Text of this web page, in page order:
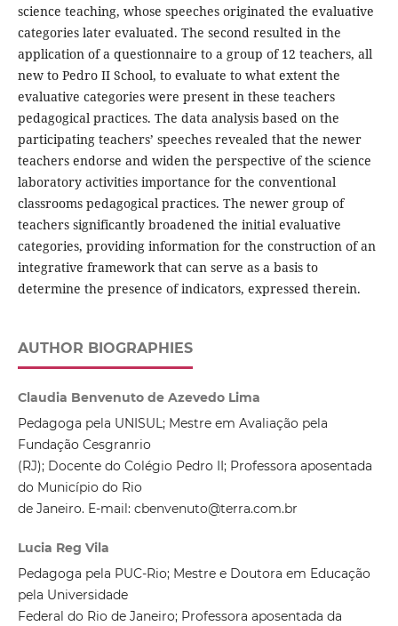
science teaching, whose speeches originated the evaluative
categories later evaluated. The second resulted in the
application of a questionnaire to a group of 12 teachers, all
new to Pedro II School, to evaluate to what extent the
evaluative categories were present in these teachers
pedagogical practices. The data analysis based on the
participating teachers’ speeches revealed that the newer
teachers endorse and widen the perspective of the science
laboratory activities importance for the conventional
classrooms pedagogical practices. The newer group of
teachers significantly broadened the initial evaluative
categories, providing information for the construction of an
integrative framework that can serve as a basis to
determine the presence of indicators, expressed therein.
AUTHOR BIOGRAPHIES
Claudia Benvenuto de Azevedo Lima
Pedagoga pela UNISUL; Mestre em Avaliação pela
Fundação Cesgranrio
(RJ); Docente do Colégio Pedro II; Professora aposentada
do Município do Rio
de Janeiro. E-mail: cbenvenuto@terra.com.br
Lucia Reg Vila
Pedagoga pela PUC-Rio; Mestre e Doutora em Educação
pela Universidade
Federal do Rio de Janeiro; Professora aposentada da